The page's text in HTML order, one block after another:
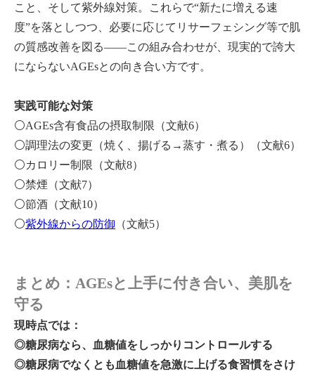
こと、そして紫外線対策。これらで“新たに増える速
度”を落としつつ、必要に応じてリサーフェシング等で肌
の質感改善を図る——この組み合わせが、現実的で誇大
にならないAGEsとの向き合い方です。
実践可能な対策
⚪️AGEs含有食品の摂取制限（文献6）
⚪️調理法の変更（焼く、揚げる→蒸す・煮る）（文献6）
⚪️カロリー制限（文献8）
⚪️禁煙（文献7）
⚪️節酒（文献10）
⚪️紫外線からの防御 （文献5）
まとめ：AGEsと上手に付き合い、美肌を
守る
現時点では：
◎糖尿病なら、血糖値をしっかりコントロールする
◎糖尿病でなくとも血糖値を急激に上げる食習慣をさけ